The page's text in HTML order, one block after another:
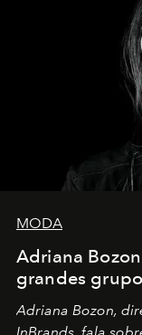
MODA
Adriana
grandes
Adriana Bozon,